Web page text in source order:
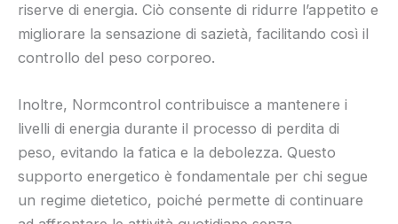
riserve di energia. Ciò consente di ridurre l’appetito e
migliorare la sensazione di sazietà, facilitando così il
controllo del peso corporeo.
Inoltre, Normcontrol contribuisce a mantenere i
livelli di energia durante il processo di perdita di
peso, evitando la fatica e la debolezza. Questo
supporto energetico è fondamentale per chi segue
un regime dietetico, poiché permette di continuare